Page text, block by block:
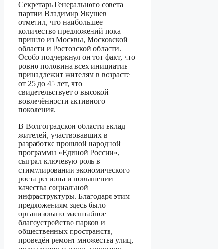
Секретарь Генерального совета
партии Владимир Якушев
отметил, что наибольшее
количество предложений пока
пришло из Москвы, Московской
области и Ростовской области.
Особо подчеркнул он тот факт, что
ровно половина всех инициатив
принадлежит жителям в возрасте
от 25 до 45 лет, что
свидетельствует о высокой
вовлечённости активного
поколения.
В Волгоградской области вклад
жителей, участвовавших в
разработке прошлой народной
программы «Единой России»,
сыграл ключевую роль в
стимулировании экономического
роста региона и повышении
качества социальной
инфраструктуры. Благодаря этим
предложениям здесь было
организовано масштабное
благоустройство парков и
общественных пространств,
проведён ремонт множества улиц,